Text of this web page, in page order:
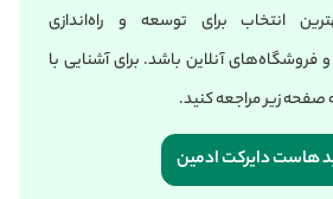
انتخاب برای توسعه و راه‌اندازی
آنلاین باشد. برای آشنایی با
زیر مراجعه کنید.
هاست دایرکت ادمین